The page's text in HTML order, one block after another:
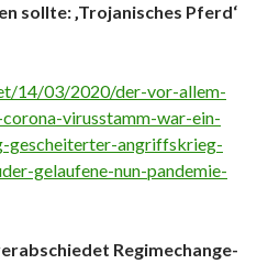
sollte: ‚Trojanisches Pferd‘
14/03/2020/der-vor-allem-
virusstamm-war-ein-
gescheiterter-angriffskrieg-
gelaufene-nun-pandemie-
Regimechange-